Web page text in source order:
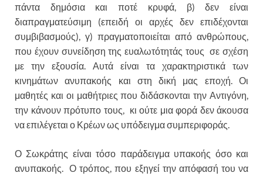
πάντα δημόσια και ποτέ κρυφά, β) δεν είναι
διαπραγματεύσιμη (επειδή οι αρχές δεν επιδέχονται
συμβιβασμούς), γ) πραγματοποιείται από ανθρώπους,
που έχουν συνείδηση της ευαλωτότητάς τους σε σχέση
με την εξουσία. Αυτά είναι τα χαρακτηριστικά των
κινημάτων ανυπακοής και στη δική μας εποχή. Οι
μαθητές και οι μαθήτριες που διδάσκονται την Αντιγόνη,
την κάνουν πρότυπο τους, κι ούτε μια φορά δεν άκουσα
να επιλέγεται ο Κρέων ως υπόδειγμα συμπεριφοράς.
Ο Σωκράτης είναι τόσο παράδειγμα υπακοής όσο και
ανυπακοής. Ο τρόπος, που εξηγεί την απόφασή του να